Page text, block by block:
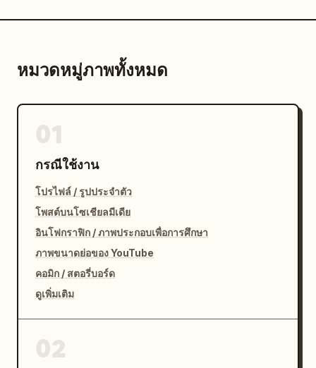
หมวดหมู่ภาพทั้งหมด
กรณีใช้งาน
โปรไฟล์ / รูปประจำตัว
โพสต์บนโซเชียลมีเดีย
อินโฟกราฟิก / ภาพประกอบเพื่อการศึกษา
ภาพขนาดย่อของ YouTube
คอมิก / สตอรี่บอร์ด
ดูเพิ่มเติม